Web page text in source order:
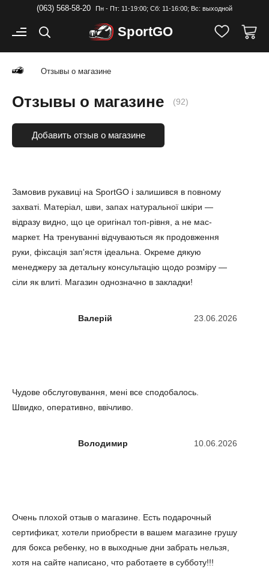
(063) 568-58-20 Пн - Пт: 11-19:00; Cб: 11-16:00; Вс: выходной
SportGO
Отзывы о магазине
Отзывы о магазине (92)
Добавить отзыв о магазине
Замовив рукавиці на SportGO і залишився в повному
захваті. Матеріал, шви, запах натуральної шкіри —
відразу видно, що це оригінал топ-рівня, а не мас-
маркет. На тренуванні відчуваються як продовження
руки, фіксація зап'ястя ідеальна. Окреме дякую
менеджеру за детальну консультацію щодо розміру —
сіли як влиті. Магазин однозначно в закладки!
Валерій 23.06.2026
Чудове обслуговування, мені все сподобалось.
Швидко, оперативно, ввічливо.
Володимир 10.06.2026
Очень плохой отзыв о магазине. Есть подарочный
сертификат, хотели приобрести в вашем магазине грушу
для бокса ребенку, но в выходные дни забрать нельзя,
хотя на сайте написано, что работаете в субботу!!!